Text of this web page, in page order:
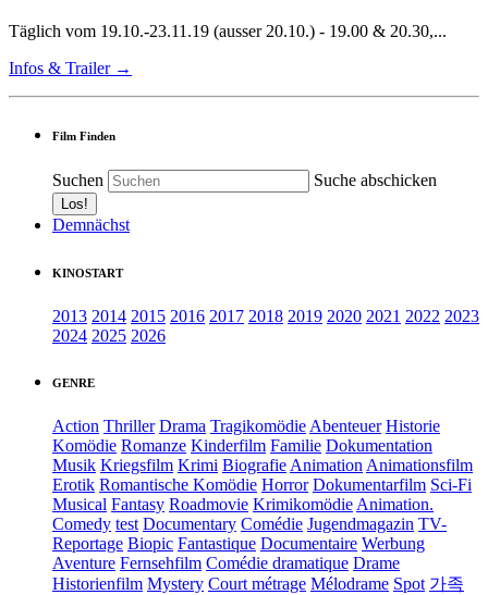
Täglich vom 19.10.-23.11.19 (ausser 20.10.) - 19.00 & 20.30,...
Infos & Trailer →
Film Finden
Suchen Suche abschicken
Demnächst
KINOSTART
2013 2014 2015 2016 2017 2018 2019 2020 2021 2022 2023
2024 2025 2026
GENRE
Action Thriller Drama TragikomödieAbenteuer Historie
Komödie Romanze Kinderfilm Familie Dokumentation
Musik Kriegsfilm Krimi BiografieAnimationAnimationsfilm
Erotik Romantische Komödie Horror Dokumentarfilm Sci-Fi
Musical Fantasy Roadmovie KrimikomödieAnimation.
Comedy test Documentary Comédie Jugendmagazin TV-
Reportage Biopic Fantastique Documentaire Werbung
Aventure Fernsehfilm Comédie dramatique Drame
Historienfilm Mystery Court métrage Mélodrame Spot 가족